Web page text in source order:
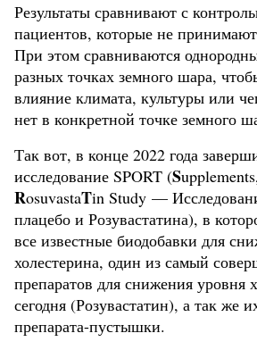
Результаты сравнивают с
пациентов, которые не
При этом сравниваются
разных точках земного шара,
влияние климата, культуры или
нет в конкретной точке земного
Так вот, в конце 2022 года
исследование SPORT (S
RosuvastaTin Study —
плацебо и Розувастатина), в
все известные биодобавки для
холестерина, один из самый
препаратов для снижения уровня
сегодня (Розувастатин), а так же
препарата-пустышки.